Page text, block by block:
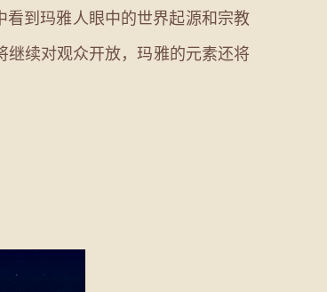
看到玛雅人眼中的世界起源和宗教
继续对观众开放，玛雅的元素还将